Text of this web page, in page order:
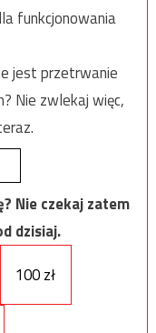
funkcjonowania
jest przetrwanie
Nie zwlekaj więc,
Nie czekaj zatem
dzisiaj.
100 zł